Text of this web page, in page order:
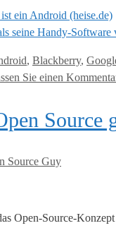
ein Android (heise.de)
seine Handy-Software
, Blackberry,
Sie einen
Source
Source Guy
Open-Source-